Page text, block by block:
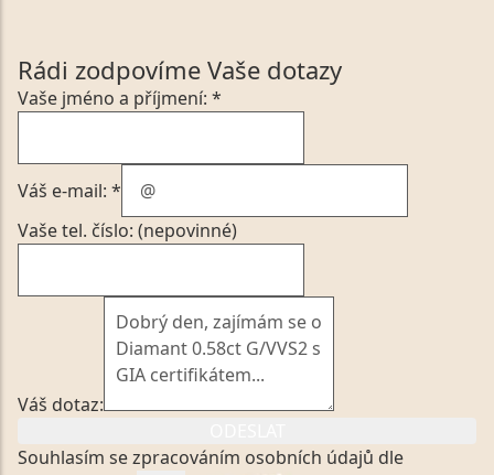
Rádi zodpovíme Vaše dotazy
Vaše jméno a příjmení: *
Váš e-mail: *
Vaše tel. číslo: (nepovinné)
Váš dotaz:
Souhlasím se zpracováním osobních údajů dle